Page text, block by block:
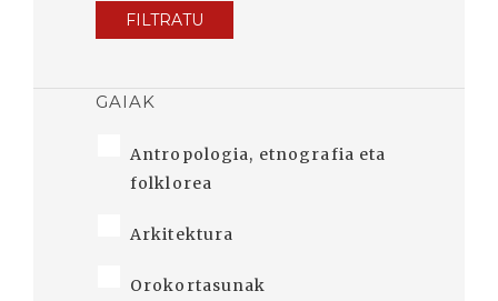
FILTRATU
GAIAK
Antropologia, etnografia eta
folklorea
Arkitektura
Orokortasunak